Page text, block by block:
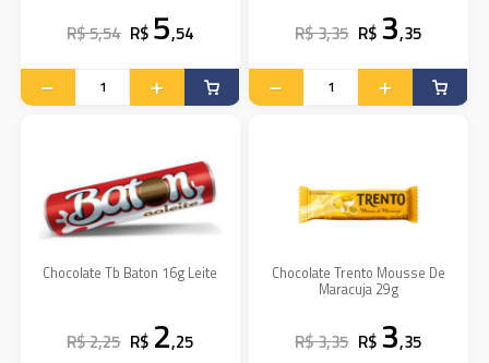
R$ 5,54 R$ 5,54 R$ 3,35 R$ 3,35
Chocolate Tb Baton 16g Leite
R$ 2,25 R$ 2,25
Chocolate Trento Mousse De
Maracuja 29g
R$ 3,35 R$ 3,35